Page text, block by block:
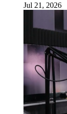
Jul 21, 2026